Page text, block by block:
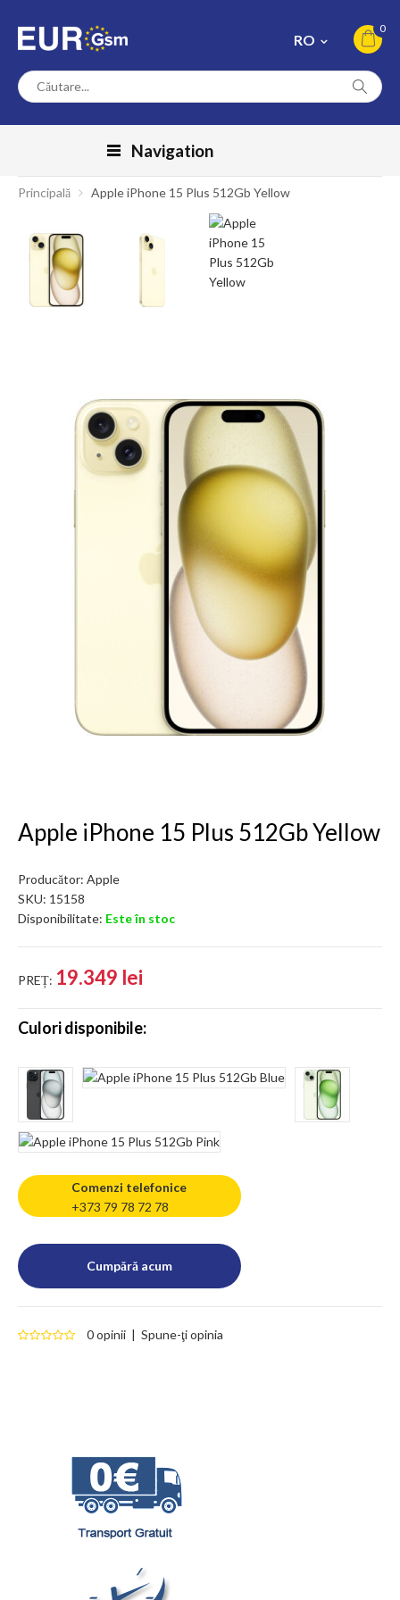
0
RO
Navigation
Principală Apple iPhone 15 Plus 512Gb Yellow
Apple iPhone 15 Plus 512Gb Yellow
Producător: Apple
SKU: 15158
Disponibilitate: Este în stoc
PREȚ: 19.349 lei
Culori disponibile:
Comenzi telefonice
+373 79 78 72 78
0 opinii | Spune-ţi opinia